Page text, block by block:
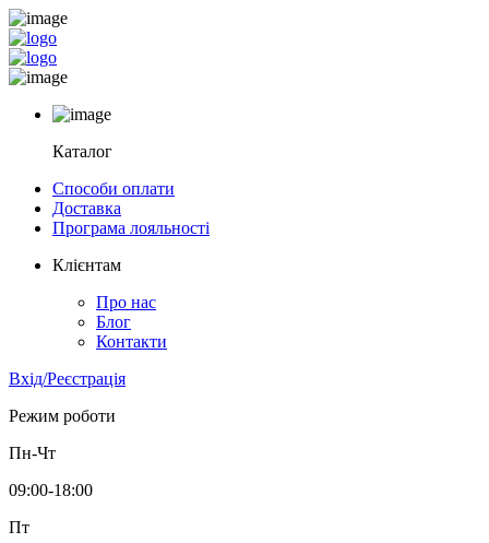
Каталог
Способи оплати
Доставка
Програма лояльності
Клієнтам
Про нас
Блог
Контакти
Вхід/Реєстрація
Режим роботи
Пн-Чт
09:00-18:00
Пт